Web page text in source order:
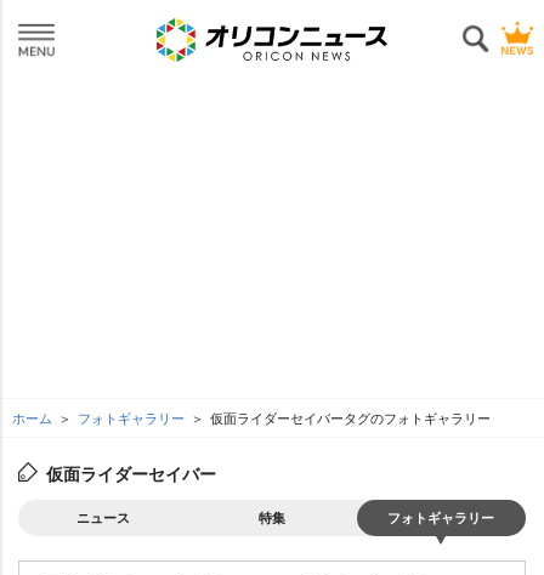
ホーム フォトギャラリー 仮面ライダーセイバータグのフォトギャラリー
仮面ライダーセイバー
ニュース 特集 フォトギャラリー